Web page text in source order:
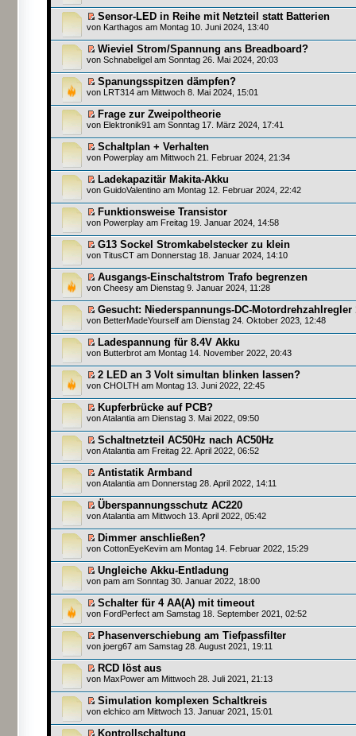
Sensor-LED in Reihe mit Netzteil statt Batterien
von Karthagos am Montag 10. Juni 2024, 13:40
Wieviel Strom/Spannung ans Breadboard?
von Schnabeligel am Sonntag 26. Mai 2024, 20:03
Spanungsspitzen dämpfen?
von LRT314 am Mittwoch 8. Mai 2024, 15:01
Frage zur Zweipoltheorie
von Elektronik91 am Sonntag 17. März 2024, 17:41
Schaltplan + Verhalten
von Powerplay am Mittwoch 21. Februar 2024, 21:34
Ladekapazitär Makita-Akku
von GuidoValentino am Montag 12. Februar 2024, 22:42
Funktionsweise Transistor
von Powerplay am Freitag 19. Januar 2024, 14:58
G13 Sockel Stromkabelstecker zu klein
von TitusCT am Donnerstag 18. Januar 2024, 14:10
Ausgangs-Einschaltstrom Trafo begrenzen
von Cheesy am Dienstag 9. Januar 2024, 11:28
Gesucht: Niederspannungs-DC-Motordrehzahlregler
von BetterMadeYourself am Dienstag 24. Oktober 2023, 12:48
Ladespannung für 8.4V Akku
von Butterbrot am Montag 14. November 2022, 20:43
2 LED an 3 Volt simultan blinken lassen?
von CHOLTH am Montag 13. Juni 2022, 22:45
Kupferbrücke auf PCB?
vonAtalantia am Dienstag 3. Mai 2022, 09:50
Schaltnetzteil AC50Hz nach AC50Hz
vonAtalantia am Freitag 22. April 2022, 06:52
Antistatik Armband
vonAtalantia am Donnerstag 28. April 2022, 14:11
Überspannungsschutz AC220
vonAtalantia am Mittwoch 13. April 2022, 05:42
Dimmer anschließen?
von CottonEyeKevim am Montag 14. Februar 2022, 15:29
Ungleiche Akku-Entladung
von pam am Sonntag 30. Januar 2022, 18:00
Schalter für 4 AA(A) mit timeout
von FordPerfect am Samstag 18. September 2021, 02:52
Phasenverschiebung am Tiefpassfilter
von joerg67 am Samstag 28. August 2021, 19:11
RCD löst aus
von MaxPower am Mittwoch 28. Juli 2021, 21:13
Simulation komplexen Schaltkreis
von elchico am Mittwoch 13. Januar 2021, 15:01
Kontrollschaltung